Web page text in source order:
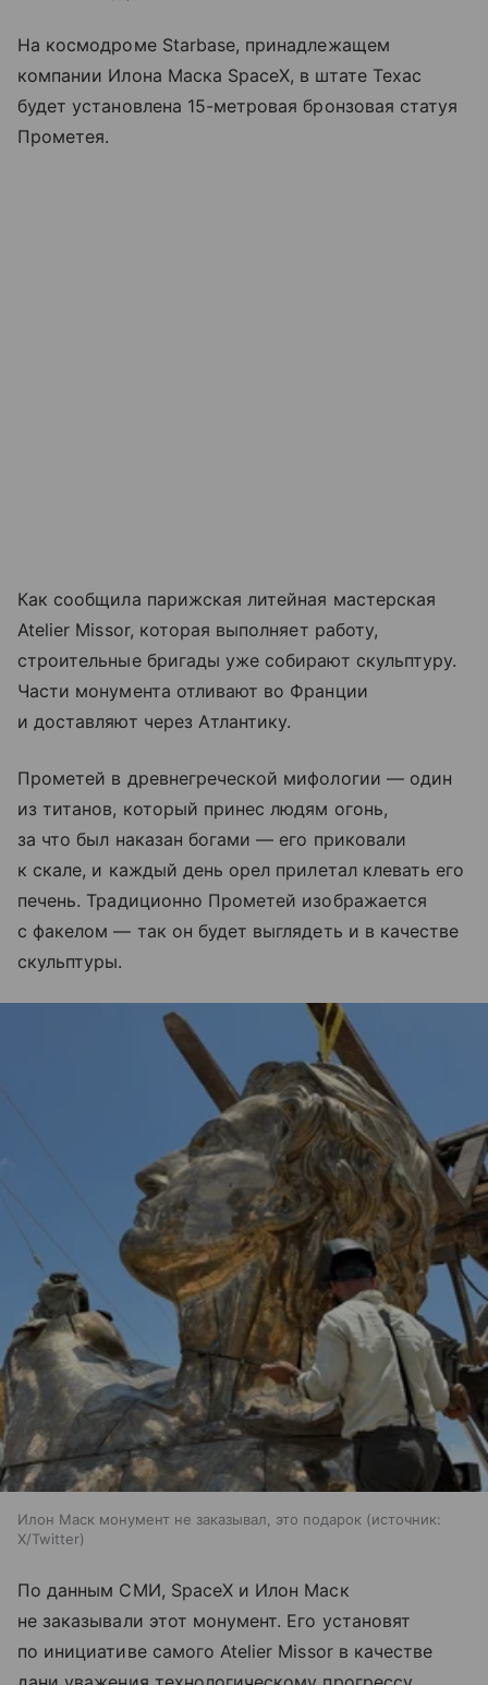
На космодроме Starbase, принадлежащем
компании Илона Маска SpaceX, в штате Техас
будет установлена 15-метровая бронзовая статуя
Прометея.
Как сообщила парижская литейная мастерская
Atelier Missor, которая выполняет работу,
строительные бригады уже собирают скульптуру.
Части монумента отливают во Франции
и доставляют через Атлантику.
Прометей в древнегреческой мифологии — один
из титанов, который принес людям огонь,
за что был наказан богами — его приковали
к скале, и каждый день орел прилетал клевать его
печень. Традиционно Прометей изображается
с факелом — так он будет выглядеть и в качестве
скульптуры.
Илон Маск монумент не заказывал, это подарок
источник:
X/Twitter
По данным СМИ, SpaceX и Илон Маск
не заказывали этот монумент. Его установят
по инициативе самого Atelier Missor в качестве